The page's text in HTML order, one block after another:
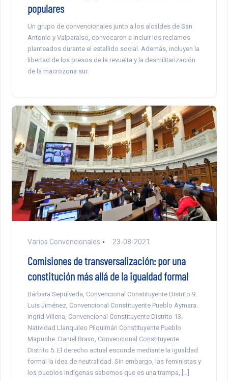
populares
Un grupo de convencionales junto a los alcaldes de San
Antonio y Valparaíso, convocaron a incluir los reclamos
planteados durante el estallido social. Además, incluyen la
libertad de los presos de la revuelta y la desmilitarización
de la macrozona sur.
Varios Convencionales 23-08-2021
Comisiones de transversalización: por una
constitución más allá de la igualdad formal
Bárbara Sepulveda, Convencional Constituyente Distrito 9.
Luis Jiménez, Convencional Constituyente Pueblo Aymara.
Ingrid Villena, Convencional Constituyente Distrito 13.
Natividad Llanquileo Pilquimán Constituyente Pueblo
Mapuche. Daniel Bravo, Convencional Constituyente
Distrito 5. El derecho actual esconde mediante la igualdad
formal la idea de neutralidad. Sin embargo, las feministas y
los pueblos indígenas sabemos que es una trampa, […]